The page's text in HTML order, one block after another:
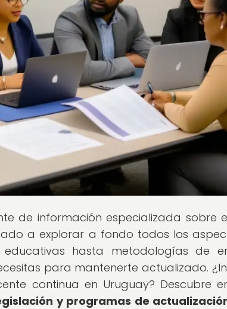
de información especializada sobre
a explorar a fondo todos los
hasta metodologías de
para mantenerte actualizado.
continua en Uruguay? Descubre
y programas de